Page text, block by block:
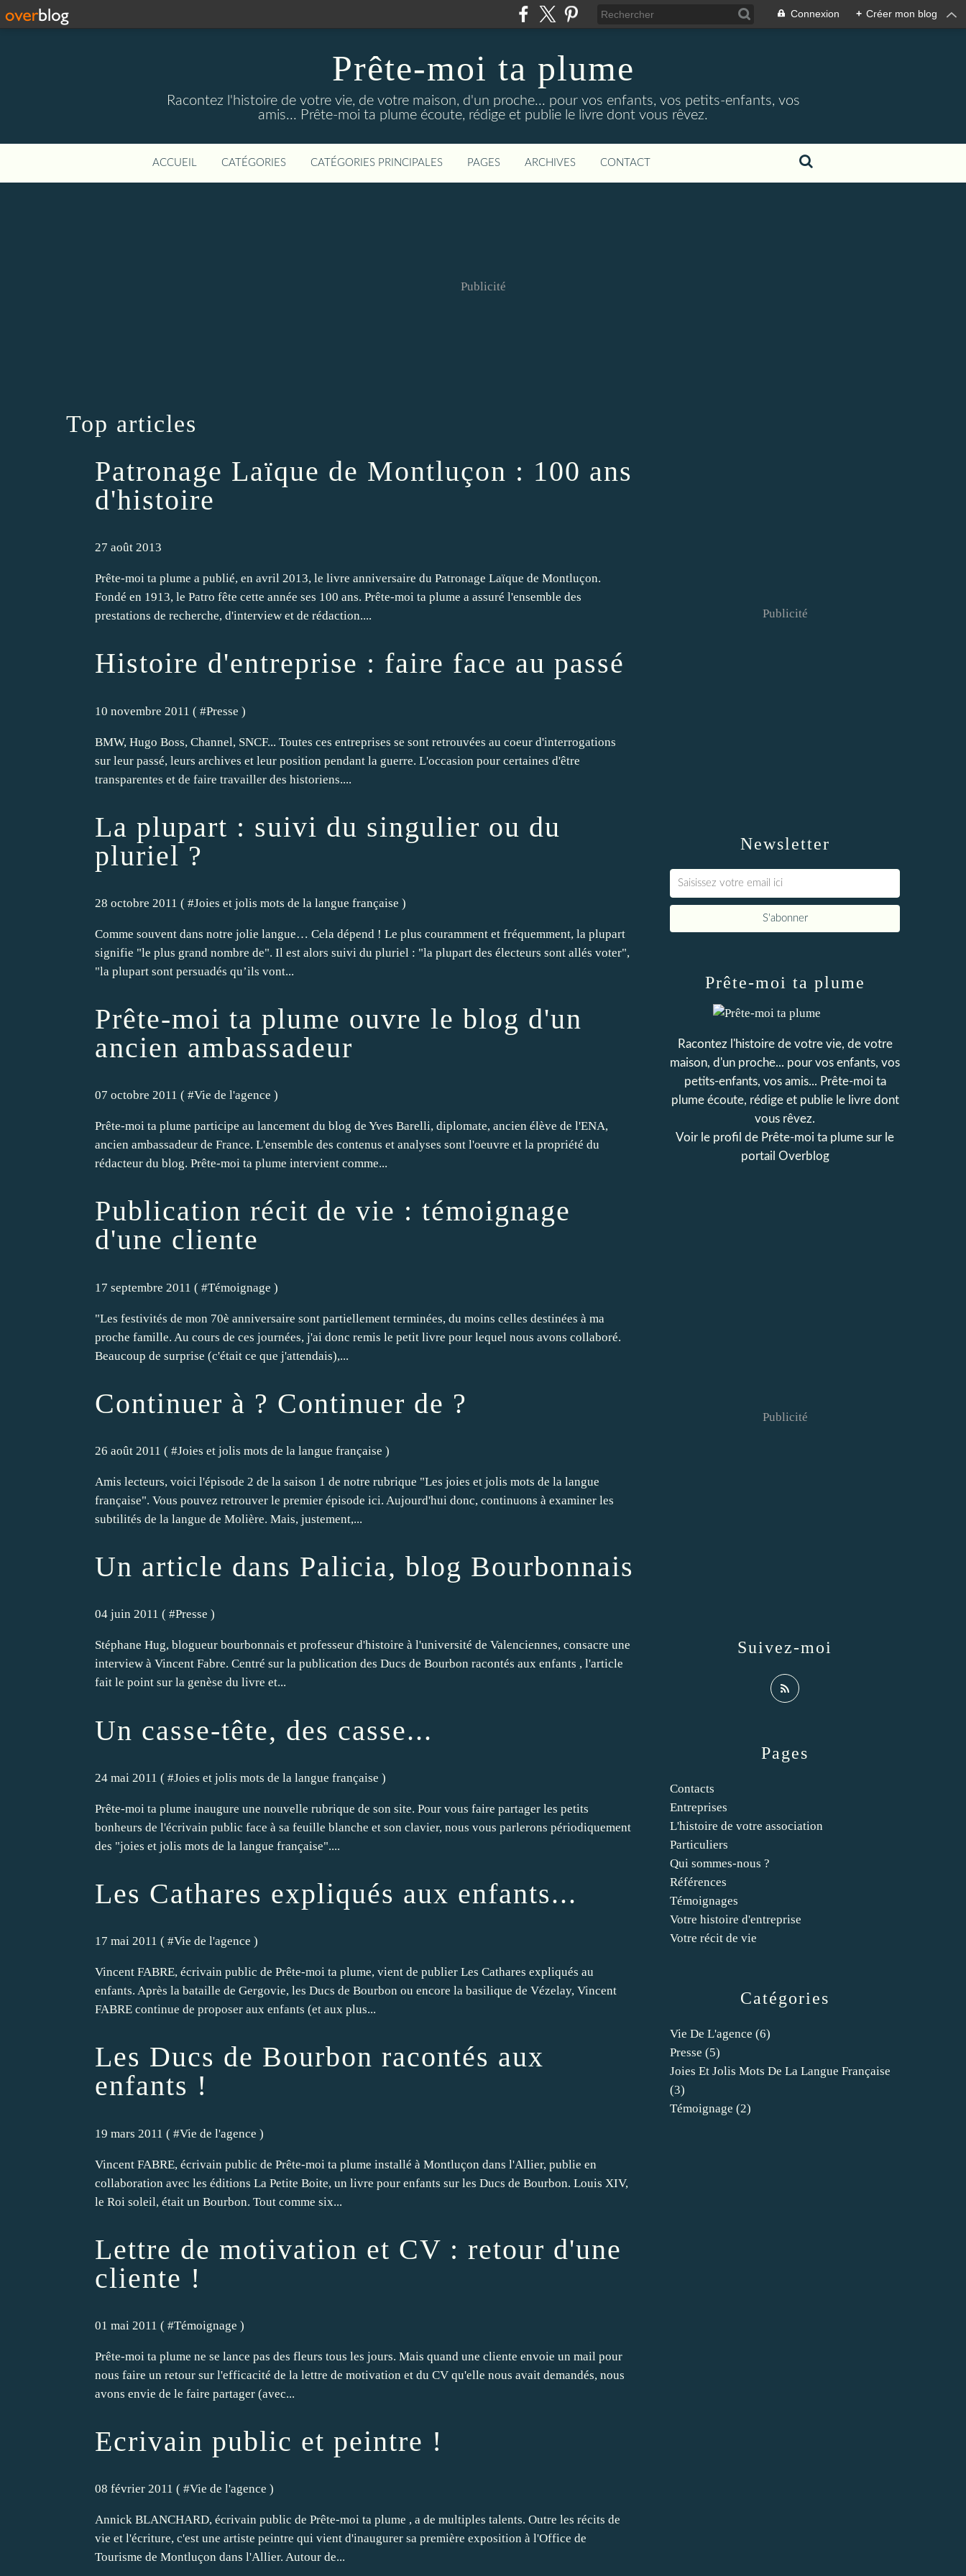
Connexion + Créer mon blog
Prête-moi ta plume
Racontez l'histoire de votre vie, de votre maison, d'un proche... pour vos enfants, vos petits-enfants, vos
amis... Prête-moi ta plume écoute, rédige et publie le livre dont vous rêvez.
ACCUEIL CATÉGORIES CATÉGORIES PRINCIPALES PAGES ARCHIVES CONTACT
Publicité
Top articles
Patronage Laïque de Montluçon : 100 ans
d'histoire
27 août 2013
Prête-moi ta plume a publié, en avril 2013, le livre anniversaire du Patronage Laïque de Montluçon.
Fondé en 1913, le Patro fête cette année ses 100 ans. Prête-moi ta plume a assuré l'ensemble des
prestations de recherche, d'interview et de rédaction....
Histoire d'entreprise : faire face au passé
10 novembre 2011 ( #Presse )
BMW, Hugo Boss, Channel, SNCF... Toutes ces entreprises se sont retrouvées au coeur d'interrogations
sur leur passé, leurs archives et leur position pendant la guerre. L'occasion pour certaines d'être
transparentes et de faire travailler des historiens....
La plupart : suivi du singulier ou du
pluriel ?
28 octobre 2011 ( #Joies et jolis mots de la langue française )
Comme souvent dans notre jolie langue… Cela dépend ! Le plus couramment et fréquemment, la plupart
signifie "le plus grand nombre de". Il est alors suivi du pluriel : "la plupart des électeurs sont allés voter",
"la plupart sont persuadés qu’ils vont...
Prête-moi ta plume ouvre le blog d'un
ancien ambassadeur
07 octobre 2011 ( #Vie de l'agence )
Prête-moi ta plume participe au lancement du blog de Yves Barelli, diplomate, ancien élève de l'ENA,
ancien ambassadeur de France. L'ensemble des contenus et analyses sont l'oeuvre et la propriété du
rédacteur du blog. Prête-moi ta plume intervient comme...
Publication récit de vie : témoignage
d'une cliente
17 septembre 2011 ( #Témoignage )
"Les festivités de mon 70è anniversaire sont partiellement terminées, du moins celles destinées à ma
proche famille. Au cours de ces journées, j'ai donc remis le petit livre pour lequel nous avons collaboré.
Beaucoup de surprise (c'était ce que j'attendais),...
Continuer à ? Continuer de ?
26 août 2011 ( #Joies et jolis mots de la langue française )
Amis lecteurs, voici l'épisode 2 de la saison 1 de notre rubrique "Les joies et jolis mots de la langue
française". Vous pouvez retrouver le premier épisode ici. Aujourd'hui donc, continuons à examiner les
subtilités de la langue de Molière. Mais, justement,...
Un article dans Palicia, blog Bourbonnais
04 juin 2011 ( #Presse )
Stéphane Hug, blogueur bourbonnais et professeur d'histoire à l'université de Valenciennes, consacre une
interview à Vincent Fabre. Centré sur la publication des Ducs de Bourbon racontés aux enfants , l'article
fait le point sur la genèse du livre et...
Un casse-tête, des casse...
24 mai 2011 ( #Joies et jolis mots de la langue française )
Prête-moi ta plume inaugure une nouvelle rubrique de son site. Pour vous faire partager les petits
bonheurs de l'écrivain public face à sa feuille blanche et son clavier, nous vous parlerons périodiquement
des "joies et jolis mots de la langue française"....
Les Cathares expliqués aux enfants...
17 mai 2011 ( #Vie de l'agence )
Vincent FABRE, écrivain public de Prête-moi ta plume, vient de publier Les Cathares expliqués au
enfants. Après la bataille de Gergovie, les Ducs de Bourbon ou encore la basilique de Vézelay, Vincent
FABRE continue de proposer aux enfants (et aux plus...
Les Ducs de Bourbon racontés aux
enfants !
19 mars 2011 ( #Vie de l'agence )
Vincent FABRE, écrivain public de Prête-moi ta plume installé à Montluçon dans l'Allier, publie en
collaboration avec les éditions La Petite Boite, un livre pour enfants sur les Ducs de Bourbon. Louis XIV,
le Roi soleil, était un Bourbon. Tout comme six...
Lettre de motivation et CV : retour d'une
cliente !
01 mai 2011 ( #Témoignage )
Prête-moi ta plume ne se lance pas des fleurs tous les jours. Mais quand une cliente envoie un mail pour
nous faire un retour sur l'efficacité de la lettre de motivation et du CV qu'elle nous avait demandés, nous
avons envie de le faire partager (avec...
Ecrivain public et peintre !
08 février 2011 ( #Vie de l'agence )
Annick BLANCHARD, écrivain public de Prête-moi ta plume , a de multiples talents. Outre les récits de
vie et l'écriture, c'est une artiste peintre qui vient d'inaugurer sa première exposition à l'Office de
Tourisme de Montluçon dans l'Allier. Autour de...
Newsletter
Publicité
Catégories
Vie De L'agence (6)
Presse (5)
Joies Et Jolis Mots De La Langue Française
(3)
Témoignage (2)
Pages
Contacts
Entreprises
L'histoire de votre association
Particuliers
Qui sommes-nous ?
Références
Témoignages
Votre histoire d'entreprise
Votre récit de vie
Prête-moi ta plume
Racontez l'histoire de votre vie, de votre
maison, d'un proche... pour vos enfants, vos
petits-enfants, vos amis... Prête-moi ta
plume écoute, rédige et publie le livre dont
vous rêvez.
Voir le profil de Prête-moi ta plume sur le
portail Overblog
Suivez-moi
Publicité